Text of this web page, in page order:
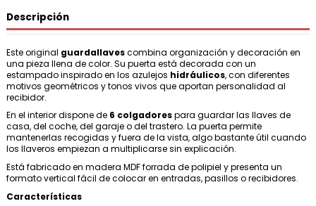
Descripción
Este original guardallavescombina organización y decoración en
una pieza llena de color. Su puerta está decorada con un
estampado inspirado en los azulejos hidráulicos, con diferentes
motivos geométricos y tonos vivos que aportan personalidad al
recibidor.
En el interior dispone de 6 colgadorespara guardar las llaves de
casa, del coche, del garaje o del trastero. La puerta permite
mantenerlas recogidas y fuera de la vista, algo bastante útil cuando
los llaveros empiezan a multiplicarse sin explicación.
Está fabricado en madera MDF forrada de polipiel y presenta un
formato vertical fácil de colocar en entradas, pasillos o recibidores.
Características